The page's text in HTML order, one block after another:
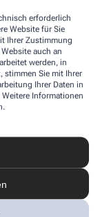
erforderlich
Website für Sie
Ihrer Zustimmung
auch an
werden, in
stimmen Sie mit Ihrer
Ihrer Daten in
Informationen
Wichtig ist
Kauen Sie
Speichelfluss
nach jedem
oder
an. Wenn der
kann,